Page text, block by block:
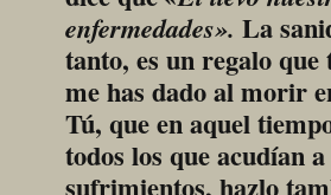
enfermedades». La
tanto, es un regalo que
me has dado al morir
Tú, que en aquel
todos los que acudían